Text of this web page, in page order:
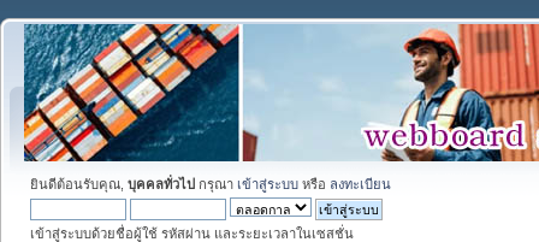
ยินดีต้อนรับคุณ, บุคคลทั่วไป กรุณา เข้าสู่ระบบ หรือ ลงทะเบียน
เข้าสู่ระบบด้วยชื่อผู้ใช้ รหัสผ่าน และระยะเวลาในเซสชั่น